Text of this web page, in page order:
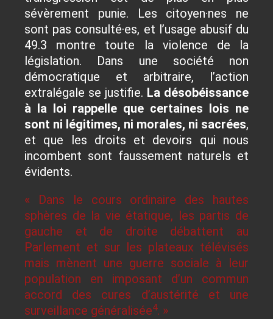
sévèrement punie. Les citoyen·nes ne
sont pas consulté·es, et l’usage abusif du
49.3 montre toute la violence de la
législation. Dans une société non
démocratique et arbitraire, l’action
extralégale se justifie. La désobéissance
à la loi rappelle que certaines lois ne
sont ni légitimes, ni morales, ni sacrées,
et que les droits et devoirs qui nous
incombent sont faussement naturels et
évidents.
« Dans le cours ordinaire des hautes
sphères de la vie étatique, les partis de
gauche et de droite débattent au
Parlement et sur les plateaux télévisés
mais mènent une guerre sociale à leur
population en imposant d’un commun
accord des cures d’austérité et une
surveillance généralisée4. »